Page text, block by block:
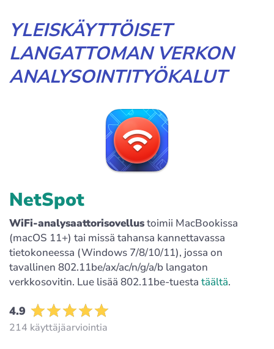
YLEISKÄYTTÖISET
LANGATTOMAN VERKON
ANALYSOINTITYÖKALUT
NetSpot
WiFi-analysaattorisovellustoimii MacBookissa
(macOS 11+) tai missä tahansa kannettavassa
tietokoneessa (Windows 7/8/10/11), jossa on
tavallinen 802.11be/ax/ac/n/g/a/b langaton
verkkosovitin. Lue lisää 802.11be-tuesta täältä.
4.9
214 käyttäjäarviointia